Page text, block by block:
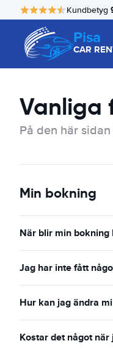
Kundbetyg
Pisa
CAR
Vanliga
På den här
Min bokning
När blir min bokning
Jag har inte fått
Hur kan jag ändra
Kostar det något